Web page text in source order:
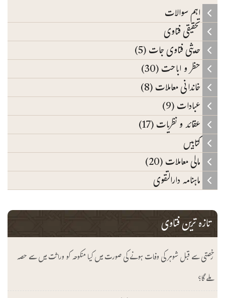
اہم سوالات
تحقیقی فتاوی
حدیثی فتاوی جات (5)
حظر و اباحت (30)
خاندانی معاملات (8)
عبادات (9)
عقائد و نظریات (17)
کتابیں
مالی معاملات (20)
ماہنامہ دارالتقوی
تازہ ترین فتاوی
رخصتی سے قبل شوہر کی وفات ہونے کی صورت میں کیا منکوحہ کو وراثت میں سے حصہ
ملے گا؟